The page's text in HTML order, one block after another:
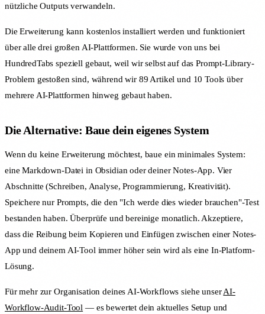
nützliche Outputs verwandeln.
Die Erweiterung kann kostenlos installiert werden und funktioniert
über alle drei großen AI-Plattformen. Sie wurde von uns bei
HundredTabs speziell gebaut, weil wir selbst auf das Prompt-Library-
Problem gestoßen sind, während wir 89 Artikel und 10 Tools über
mehrere AI-Plattformen hinweg gebaut haben.
Die Alternative: Baue dein eigenes System
Wenn du keine Erweiterung möchtest, baue ein minimales System:
eine Markdown-Datei in Obsidian oder deiner Notes-App. Vier
Abschnitte (Schreiben, Analyse, Programmierung, Kreativität).
Speichere nur Prompts, die den "Ich werde dies wieder brauchen"-Test
bestanden haben. Überprüfe und bereinige monatlich. Akzeptiere,
dass die Reibung beim Kopieren und Einfügen zwischen einer Notes-
App und deinem AI-Tool immer höher sein wird als eine In-Platform-
Lösung.
Für mehr zur Organisation deines AI-Workflows siehe unserAI-
Workflow-Audit-Tool — es bewertet dein aktuelles Setup und